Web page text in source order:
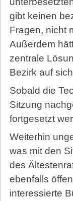
gibt keinen
Fragen, nicht
Außerdem
zentrale
Bezirk auf
Sobald die
Sitzung
fortgesetzt
Weiterhin
was mit den
des
ebenfalls
interessierte